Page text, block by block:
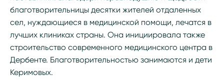
благотворительницы десятки жителей отдаленных
сел, нуждающиеся в медицинской помощи, лечатся в
лучших клиниках страны. Она инициировала также
строительство современного медицинского центра в
Дербенте. Благотворительностью занимаются и дети
Керимовых.